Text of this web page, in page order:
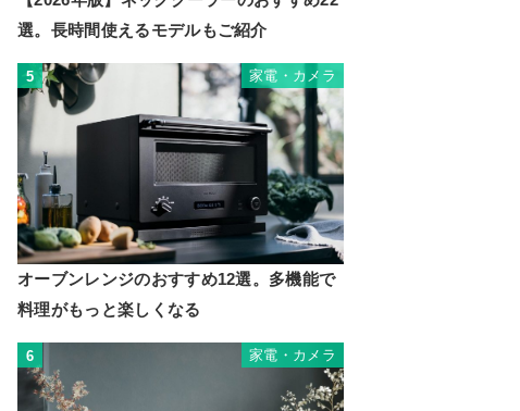
選。長時間使えるモデルもご紹介
5 家電・カメラ
オーブンレンジのおすすめ12選。多機能で
料理がもっと楽しくなる
6 家電・カメラ